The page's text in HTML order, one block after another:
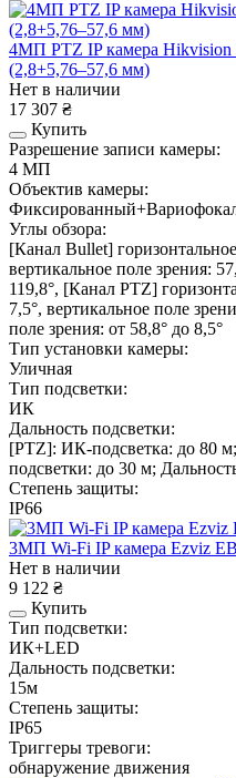
4MП PTZ IP камера
(2,8+5,76–57,6 мм)
Нет в наличии
17 307 ₴
Купить
Разрешение записи камеры:
4 МП
Объектив камеры:
Углы обзора:
[Канал Bullet]
вертикальное поле зрения:
119,8°, [Канал PTZ]
7,5°, вертикальное поле
поле зрения: от 58,8° до 8,5°
Тип установки камеры:
Уличная
Тип подсветки:
ИК
Дальность подсветки:
[PTZ]: ИК-подсветка: до 80
подсветки: до 30 м;
Степень защиты:
IP66
3МП Wi-Fi IP камера Ezviz
Нет в наличии
9 122 ₴
Купить
Тип подсветки:
ИК+LED
Дальность подсветки:
15м
Степень защиты:
IP65
Триггеры тревоги:
обнаружение движения